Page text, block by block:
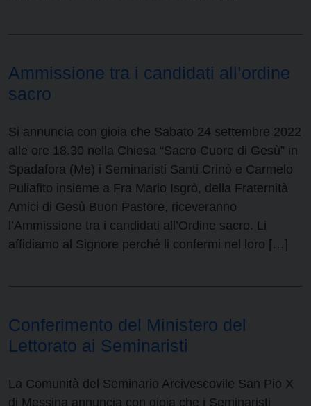
Ammissione tra i candidati all’ordine
sacro
Si annuncia con gioia che Sabato 24 settembre 2022
alle ore 18.30 nella Chiesa “Sacro Cuore di Gesù” in
Spadafora (Me) i Seminaristi Santi Crinò e Carmelo
Puliafito insieme a Fra Mario Isgrò, della Fraternità
Amici di Gesù Buon Pastore, riceveranno
l’Ammissione tra i candidati all’Ordine sacro. Li
affidiamo al Signore perché li confermi nel loro […]
Conferimento del Ministero del
Lettorato ai Seminaristi
La Comunità del Seminario Arcivescovile San Pio X
di Messina annuncia con gioia che i Seminaristi